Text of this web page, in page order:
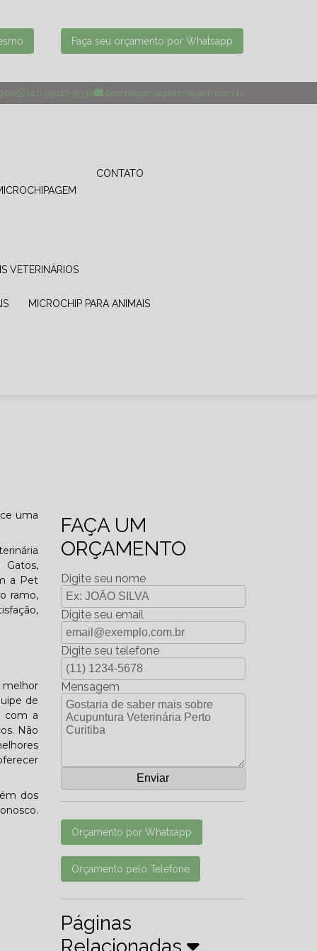
Faça seu orçamento por Whatsapp
(41) 99127-9332 petimagem@petimagem.com.br
MICROCHIPAGEM
CONTATO
VETERINÁRIOS
MICROCHIP PARA ANIMAIS
uma
Gatos,
a Pet
ramo,
de
com a
Não
dos
FAÇA UM
ORÇAMENTO
Digite seu nome
Digite seu email
Digite seu telefone
Mensagem
Orçamento por Whatsapp
Orçamento pelo Telefone
Páginas